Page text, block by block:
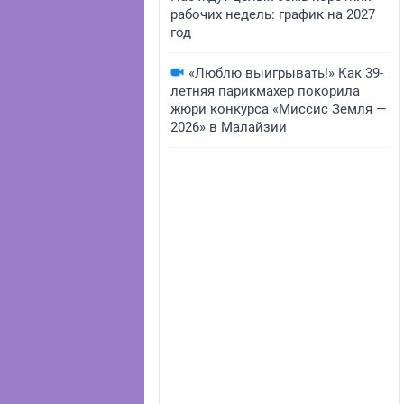
рабочих недель: график на 2027
год
«Люблю выигрывать!» Как 39-
летняя парикмахер покорила
жюри конкурса «Миссис Земля —
2026» в Малайзии